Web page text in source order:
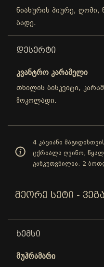
ნიახურის პიურე, ღომი,
ბადე.
ᲓᲔᲡᲔᲠᲢᲘ
კვანტრო კარამელი
თხილის ბისკვიტი,
შოკოლადი.
4 კაციანი
ცქრიალა ღვინო,
განკუთვნილია: 2
ᲛᲔᲝᲠᲔ ᲡᲔᲢᲘ -
ᲮᲔᲛᲡᲘ
მუჰრამარი